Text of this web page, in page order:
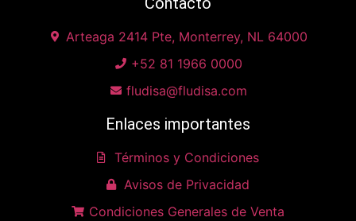
Arteaga 2414 Pte, Monterrey, NL 64000
+52 81 1966 0000
fludisa@fludisa.com
Enlaces importantes
Términos y Condiciones
Avisos de Privacidad
Condiciones Generales de Venta